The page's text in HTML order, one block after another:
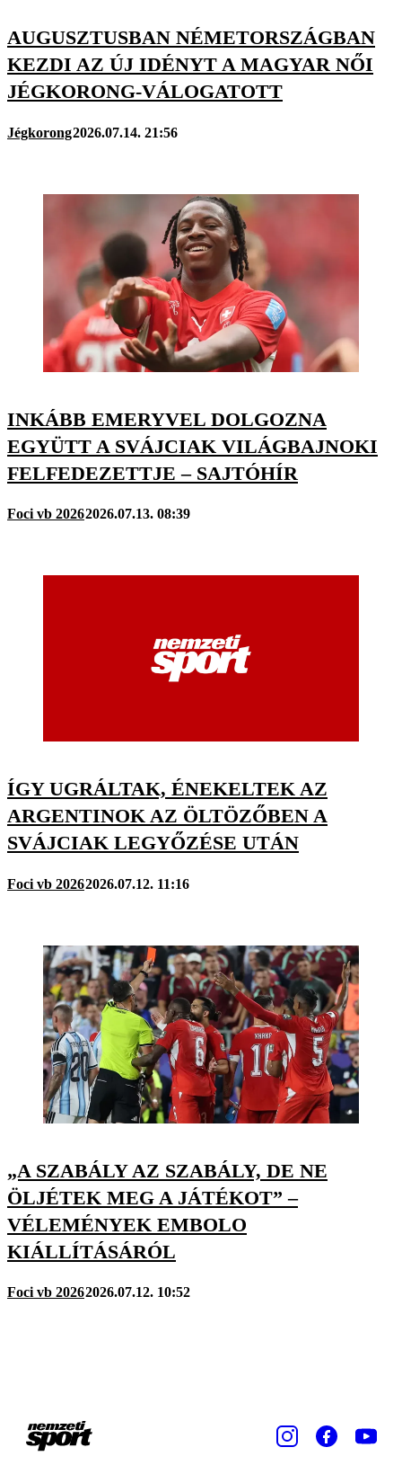
AUGUSZTUSBAN NÉMETORSZÁGBAN
KEZDI AZ ÚJ IDÉNYT A MAGYAR NŐI
JÉGKORONG-VÁLOGATOTT
Jégkorong2026.07.14. 21:56
INKÁBB EMERYVEL DOLGOZNA
EGYÜTT A SVÁJCIAK VILÁGBAJNOKI
FELFEDEZETTJE – SAJTÓHÍR
Foci vb 20262026.07.13. 08:39
ÍGY UGRÁLTAK, ÉNEKELTEK AZ
ARGENTINOK AZ ÖLTÖZŐBEN A
SVÁJCIAK LEGYŐZÉSE UTÁN
Foci vb 20262026.07.12. 11:16
„A SZABÁLY AZ SZABÁLY, DE NE
ÖLJÉTEK MEG A JÁTÉKOT” –
VÉLEMÉNYEK EMBOLO
KIÁLLÍTÁSÁRÓL
Foci vb 20262026.07.12. 10:52